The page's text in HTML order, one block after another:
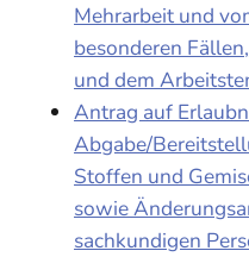
Mehrarbeit und
besonderen
und dem
Antrag auf
Abgabe/
Stoffen und
sowie
sachkundigen